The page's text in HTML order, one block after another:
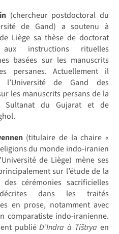
(chercheur postdoctoral du
de Gand) a soutenu à
Liège sa thèse de doctorat
aux instructions rituelles
basées sur les manuscrits
persanes. Actuellement il
de Gand des
les manuscrits persans de la
Sultanat du Gujarat et de
(titulaire de la chaire «
du monde indo-iranien
de Liège) mène ses
sur l’étude de la
des cérémonies sacrificielles
dans les traités
en prose, notamment avec
comparatiste indo-iranienne.
publiéD’Indra à Tištrya en